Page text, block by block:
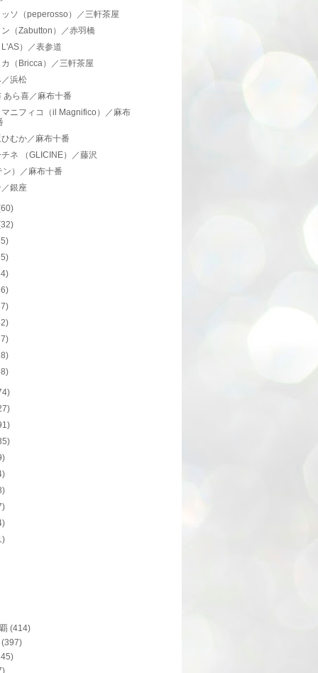
ソ（peperosso）／三軒茶屋
（Zabutton）／赤羽橋
）／表参道
（Bricca）／三軒茶屋
浜松
あら喜／麻布十番
ニフィコ（il Magnifico）／麻布
むか／麻布十番
ネ （GLICINE）／藤沢
ン）／麻布十番
銀座
(414)
(397)